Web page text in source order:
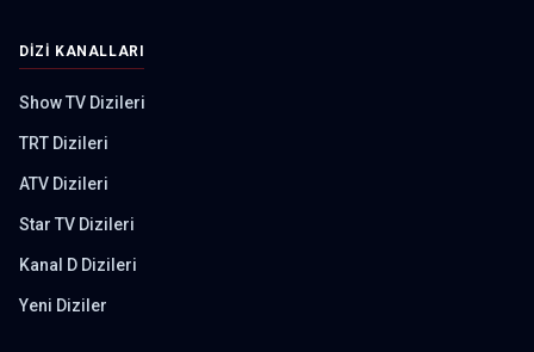
DIZI KANALLARI
Show TV Dizileri
TRT Dizileri
ATV Dizileri
Star TV Dizileri
Kanal D Dizileri
Yeni Diziler